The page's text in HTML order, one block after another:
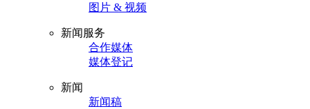
图片 & 视频
新闻服务
合作媒体
媒体登记
新闻
新闻稿